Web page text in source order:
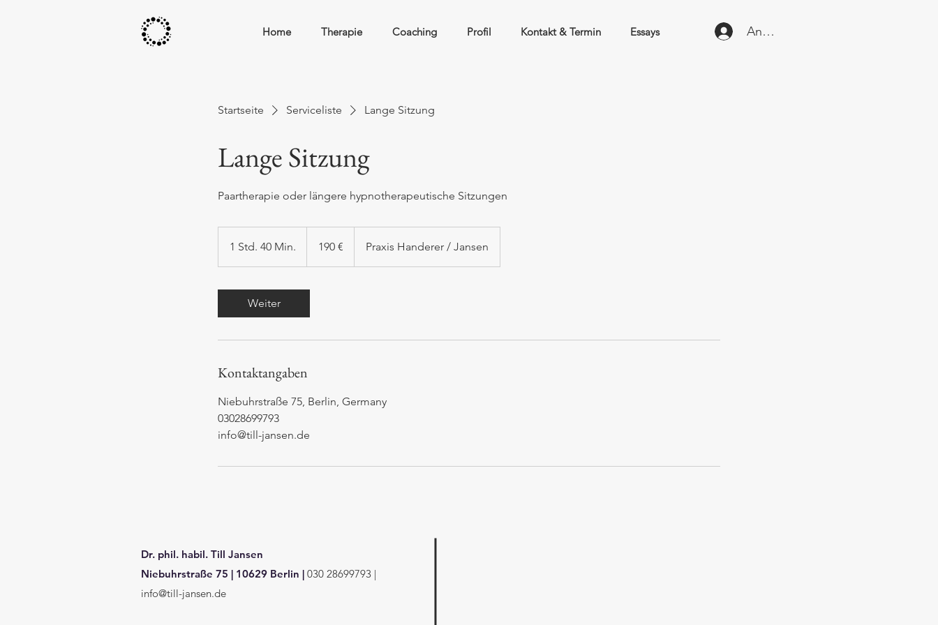
Home Therapie Coaching Profil Kontakt & Termin Essays Anmelden
Startseite Serviceliste Lange Sitzung
Lange Sitzung
Paartherapie oder längere hypnotherapeutische Sitzungen
1 Std. 40 Min.
S
n
.
190 € Praxis Handerer / Jansen
Weiter
Kontaktangaben
Niebuhrstraße 75, Berlin, Germany
03028699793
info@till-jansen.de
Dr. phil. habil. Till Jansen
Niebuhrstraße 75 | 10629 Berlin | 030 28699793 |
info@till-jansen.de